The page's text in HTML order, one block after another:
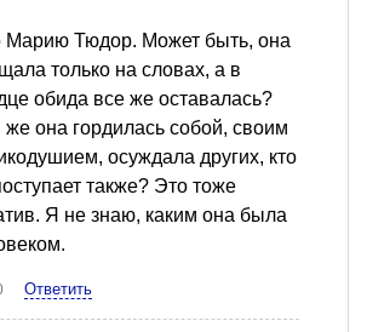
Марию Тюдор. Может быть, она
только на словах, а в
обида все же оставалась?
же она гордилась собой, своим
осуждала других, кто
также? Это тоже
Я не знаю, каким она была
Ответить